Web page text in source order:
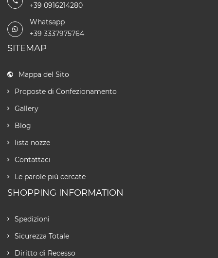
+39 0916214280
Whatsapp
+39 3337975764
SITEMAP
Mappa del Sito
Proposte di Confezionamento
Gallery
Blog
lista nozze
Contattaci
Le parole più cercate
SHOPPING INFORMATION
Spedizioni
Sicurezza Totale
Diritto di Recesso